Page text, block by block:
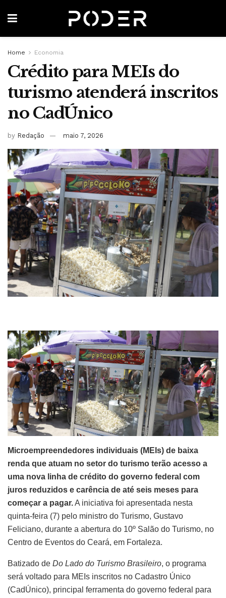
Home Economia
Crédito para MEIs do
turismo atenderá inscritos
no CadÚnico
by Redação maio 7, 2026
Microempreendedores individuais (MEIs) de baixa
renda que atuam no setor do turismo terão acesso a
uma nova linha de crédito do governo federal com
juros reduzidos e carência de até seis meses para
começar a pagar.A iniciativa foi apresentada nesta
quinta-feira (7) pelo ministro do Turismo, Gustavo
Feliciano, durante a abertura do 10º Salão do Turismo, no
Centro de Eventos do Ceará, em Fortaleza.
Batizado de Do Lado do Turismo Brasileiro, o programa
será voltado para MEIs inscritos no Cadastro Único
(CadÚnico), principal ferramenta do governo federal para